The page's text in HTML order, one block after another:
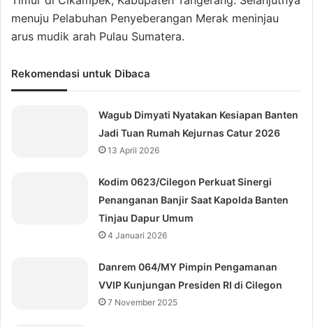
menuju Pelabuhan Penyeberangan Merak meninjau
arus mudik arah Pulau Sumatera.
Rekomendasi untuk Dibaca
Wagub Dimyati Nyatakan Kesiapan Banten
Jadi Tuan Rumah Kejurnas Catur 2026
13 April 2026
Kodim 0623/Cilegon Perkuat Sinergi
Penanganan Banjir Saat Kapolda Banten
Tinjau Dapur Umum
4 Januari 2026
Danrem 064/MY Pimpin Pengamanan
VVIP Kunjungan Presiden RI di Cilegon
7 November 2025